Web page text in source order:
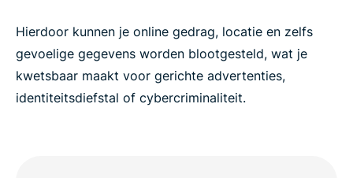
Hierdoor kunnen je online gedrag, locatie en zelfs
gevoelige gegevens worden blootgesteld, wat je
kwetsbaar maakt voor gerichte advertenties,
identiteitsdiefstal of cybercriminaliteit.